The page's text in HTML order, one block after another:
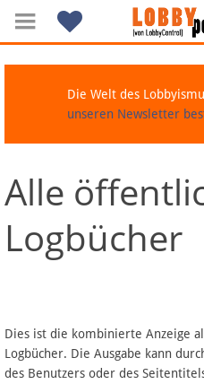
Navigation
Über Lobbypedia
Artikel nach Kategorien
FAQ
Die Welt des
unseren Newsletter
Alle
Logbücher
Dies ist die kombinierte Anzeige
Logbücher. Die Ausgabe kann
des Benutzers oder des